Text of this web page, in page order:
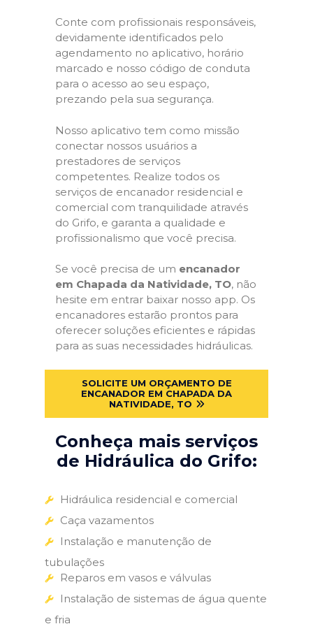
Conte com profissionais responsáveis,
devidamente identificados pelo
agendamento no aplicativo, horário
marcado e nosso código de conduta
para o acesso ao seu espaço,
prezando pela sua segurança.
Nosso aplicativo tem como missão
conectar nossos usuários a
prestadores de serviços
competentes. Realize todos os
serviços de encanador residencial e
comercial com tranquilidade através
do Grifo, e garanta a qualidade e
profissionalismo que você precisa.
Se você precisa de um encanador
em Chapada da Natividade, TO, não
hesite em entrar baixar nosso app. Os
encanadores estarão prontos para
oferecer soluções eficientes e rápidas
para as suas necessidades hidráulicas.
SOLICITE UM ORÇAMENTO DE
ENCANADOR EM CHAPADA DA
NATIVIDADE, TO
Conheça mais serviços
de Hidráulica do Grifo:
Hidráulica residencial e comercial
Caça vazamentos
Instalação e manutenção de
tubulações
Reparos em vasos e válvulas
Instalação de sistemas de água quente
e fria